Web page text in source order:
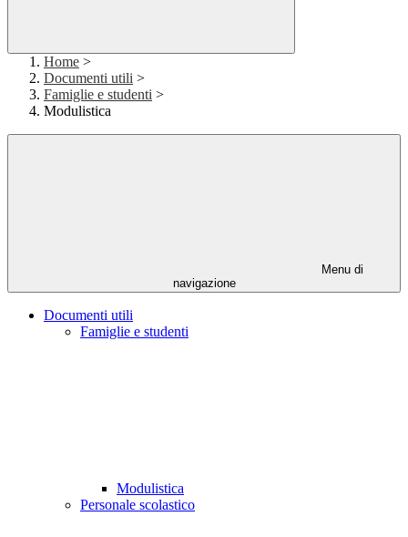
Home >
Documenti utili >
Famiglie e studenti >
Modulistica
Menu di
navigazione
Documenti utili
Famiglie e studenti
Modulistica
Personale scolastico